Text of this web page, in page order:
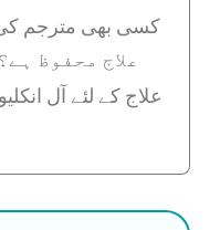
کسی بھی مترجم
کیا ترکی میں IPL علاج محفوظ ہے؟